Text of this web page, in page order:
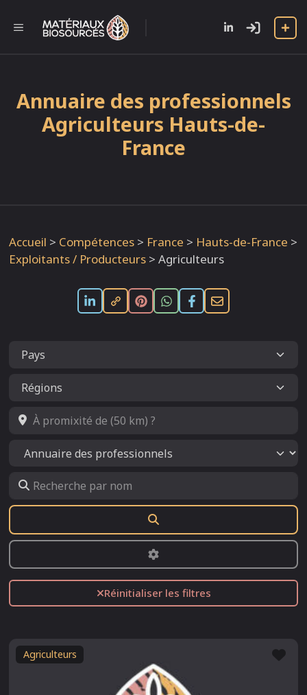
contenu
MENU
Annuaire des professionnels
Agriculteurs Hauts-de-
France
Accueil > Compétences > France > Hauts-de-France >
Exploitants / Producteurs > Agriculteurs
À promixité de (50 km) ?
Select search type
Recherche par nom
Advanced Filters
Réinitialiser les filtres
Agriculteurs